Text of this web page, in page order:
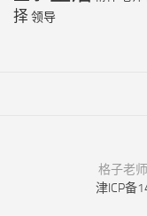
择 领导
格子老
津ICP备